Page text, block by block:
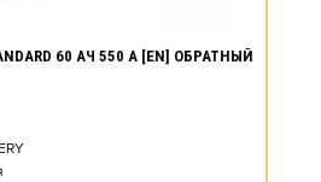
60 АЧ 550 А [EN] ОБРАТНЫЙ